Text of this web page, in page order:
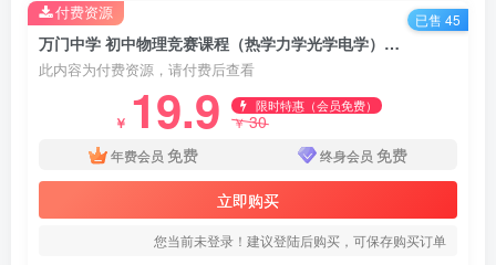
万门中学 初中物理竞赛课程（热学力学光学电学）百度网盘分享下载
此内容为付费资源，请付费后查看
￥ 19.9 限时特惠（会员免费）
￥30
年费会员 免费 终身会员 免费
立即购买
您当前未登录！建议登陆后购买，可保存购买订单
付费资源 已售 45